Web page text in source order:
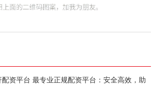
资平台 最专业正规配资平台：安全高效，助